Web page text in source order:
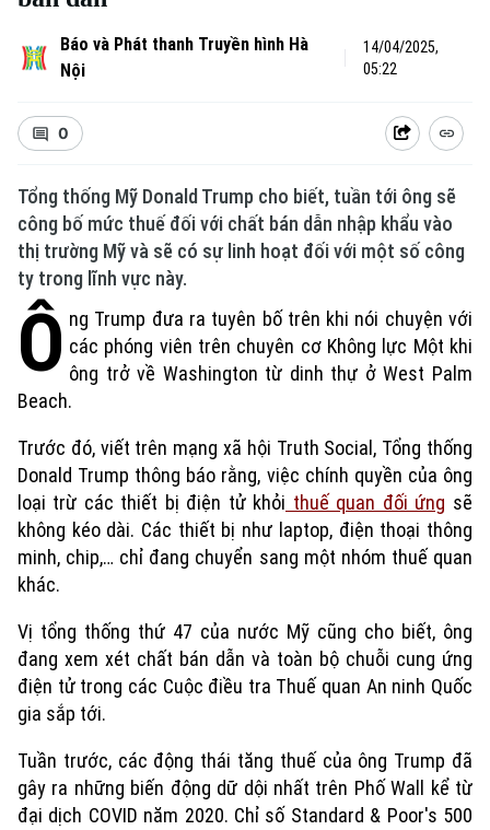
Báo và Phát thanh Truyền hình Hà
Nội
14/04/2025,
05:22
0
Tổng thống Mỹ Donald Trump cho biết, tuần tới ông sẽ
công bố mức thuế đối với chất bán dẫn nhập khẩu vào
thị trường Mỹ và sẽ có sự linh hoạt đối với một số công
ty trong lĩnh vực này.
Ô ng Trump đưa ra tuyên bố trên khi nói chuyện với
các phóng viên trên chuyên cơ Không lực Một khi
ông trở về Washington từ dinh thự ở West Palm
Beach.
Trước đó, viết trên mạng xã hội Truth Social, Tổng thống
Donald Trump thông báo rằng, việc chính quyền của ông
loại trừ các thiết bị điện tử khỏi thuế quan đối ứng sẽ
không kéo dài. Các thiết bị như laptop, điện thoại thông
minh, chip,… chỉ đang chuyển sang một nhóm thuế quan
khác.
Vị tổng thống thứ 47 của nước Mỹ cũng cho biết, ông
đang xem xét chất bán dẫn và toàn bộ chuỗi cung ứng
điện tử trong các Cuộc điều tra Thuế quan An ninh Quốc
gia sắp tới.
Tuần trước, các động thái tăng thuế của ông Trump đã
gây ra những biến động dữ dội nhất trên Phố Wall kể từ
đại dịch COVID năm 2020. Chỉ số Standard & Poor's 500